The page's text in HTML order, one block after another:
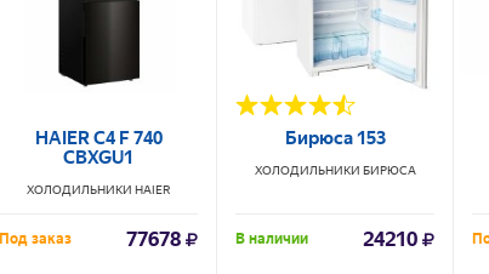
HAIER C4 F 740
CBXGU1
ХОЛОДИЛЬНИКИ HAIER
Под заказ 77678
Бирюса 153
ХОЛОДИЛЬНИКИ БИРЮСА
В наличии 24210